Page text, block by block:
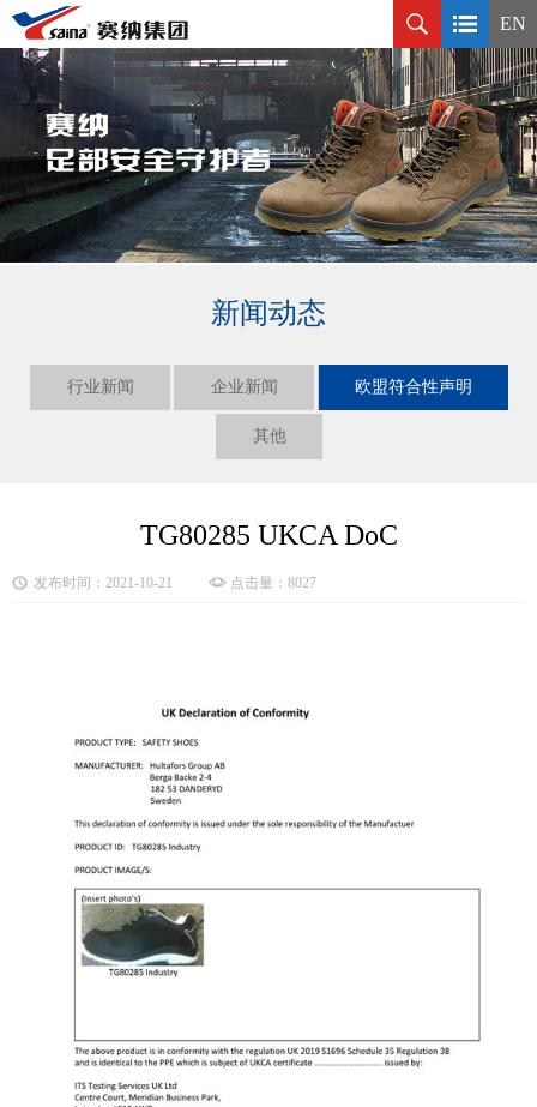
EN
新闻动态
行业新闻 企业新闻 欧盟符合性声明
其他
TG80285 UKCA DoC
发布时间：2021-10-21 点击量：8027